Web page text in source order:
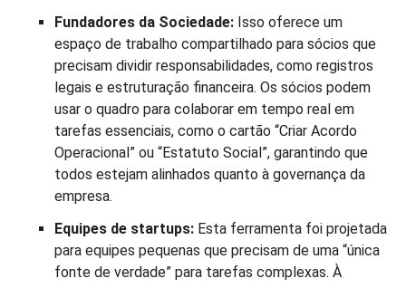
Fundadores da Sociedade: Isso oferece um
espaço de trabalho compartilhado para sócios que
precisam dividir responsabilidades, como registros
legais e estruturação financeira. Os sócios podem
usar o quadro para colaborar em tempo real em
tarefas essenciais, como o cartão “Criar Acordo
Operacional” ou “Estatuto Social”, garantindo que
todos estejam alinhados quanto à governança da
empresa.
Equipes de startups: Esta ferramenta foi projetada
para equipes pequenas que precisam de uma “única
fonte de verdade” para tarefas complexas. À